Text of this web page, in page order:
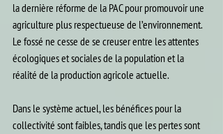
la dernière réforme de la PAC pour promouvoir une
agriculture plus respectueuse de l’environnement.
Le fossé ne cesse de se creuser entre les attentes
écologiques et sociales de la population et la
réalité de la production agricole actuelle.
Dans le système actuel, les bénéfices pour la
collectivité sont faibles, tandis que les pertes sont